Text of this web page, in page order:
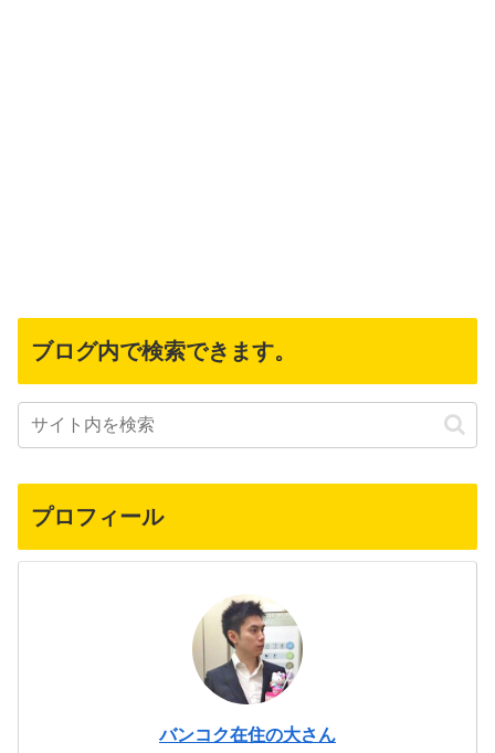
ブログ内で検索できます。
プロフィール
バンコク在住の大さん